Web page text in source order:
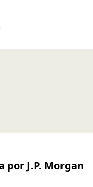
J.P. Morgan